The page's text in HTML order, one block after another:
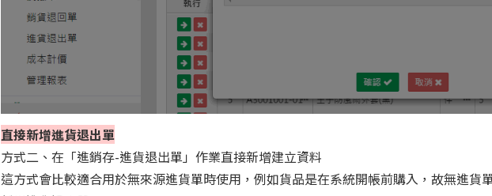
直接新增進貨退出單
方式二、在「進銷存-進貨退出單」作業直接新增建立資料
這方式會比較適合用於無來源進貨單時使用，例如貨品是在系統開帳前購入，故無進貨